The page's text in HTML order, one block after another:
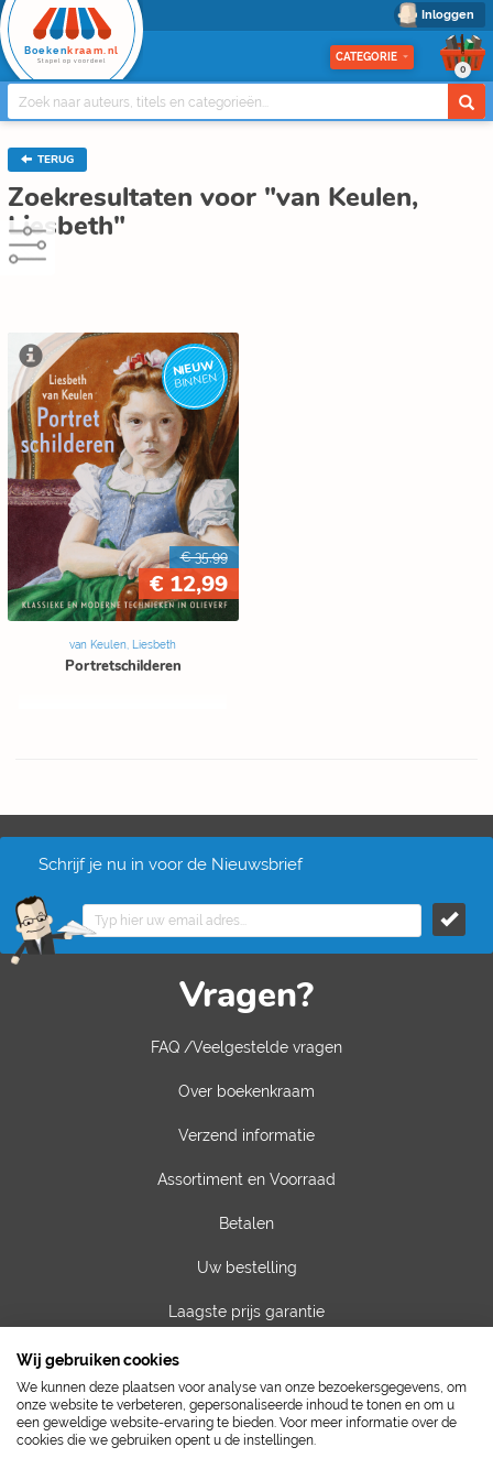
Inloggen
Boeken kraam.nl
Stapel op voordeel CATEGORIE
0
TERUG
Zoekresultaten voor "van Keulen,
Liesbeth"
NIEUW
BINNEN
€ 35,99
€ 12,99
van Keulen, Liesbeth
Portretschilderen
Schrijf je nu in voor de Nieuwsbrief
Vragen?
FAQ /Veelgestelde vragen
Over boekenkraam
Verzend informatie
Assortiment en Voorraad
Betalen
Uw bestelling
Laagste prijs garantie
Privacy van gegevens
Algemene voorwaarden
Contact
Wij gebruiken cookies
We kunnen deze plaatsen voor analyse van onze bezoekersgegevens, om
onze website te verbeteren, gepersonaliseerde inhoud te tonen en om u
een geweldige website-ervaring te bieden. Voor meer informatie over de
cookies die we gebruiken opent u de instellingen.